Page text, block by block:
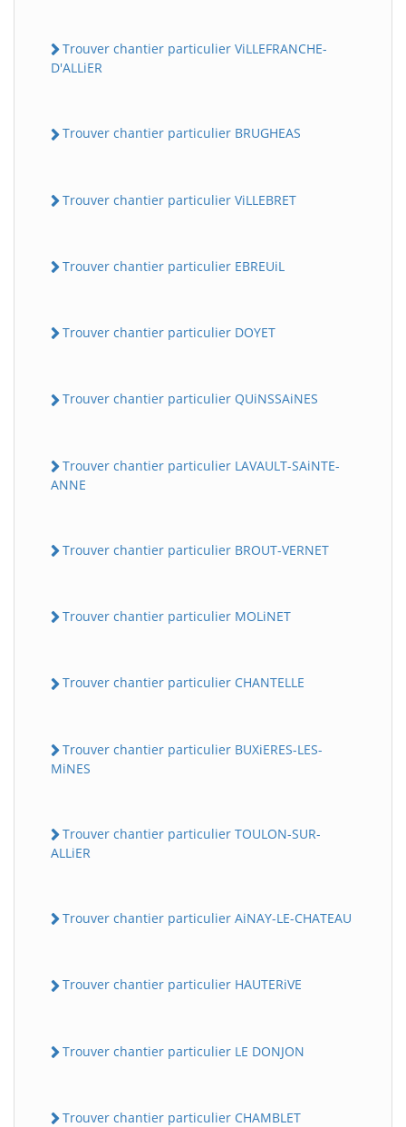
Trouver chantier particulier ViLLEFRANCHE-
D'ALLiER
Trouver chantier particulier BRUGHEAS
Trouver chantier particulier ViLLEBRET
Trouver chantier particulier EBREUiL
Trouver chantier particulier DOYET
Trouver chantier particulier QUiNSSAiNES
Trouver chantier particulier LAVAULT-SAiNTE-
ANNE
Trouver chantier particulier BROUT-VERNET
Trouver chantier particulier MOLiNET
Trouver chantier particulier CHANTELLE
Trouver chantier particulier BUXiERES-LES-
MiNES
Trouver chantier particulier TOULON-SUR-
ALLiER
Trouver chantier particulier AiNAY-LE-CHATEAU
Trouver chantier particulier HAUTERiVE
Trouver chantier particulier LE DONJON
Trouver chantier particulier CHAMBLET